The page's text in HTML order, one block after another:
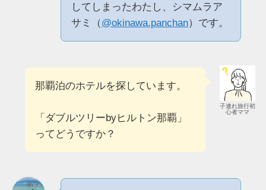
してしまったわたし、シマムラア
サミ（@okinawa.panchan）です。
子連れ旅行初
心者ママ
那覇泊のホテルを探しています。
「ダブルツリーbyヒルトン那覇」
ってどうですか？